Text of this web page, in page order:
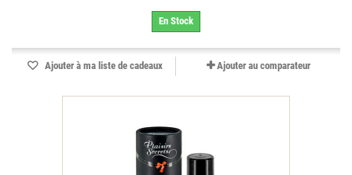
En Stock
Ajouter à ma liste de cadeaux Ajouter au comparateur